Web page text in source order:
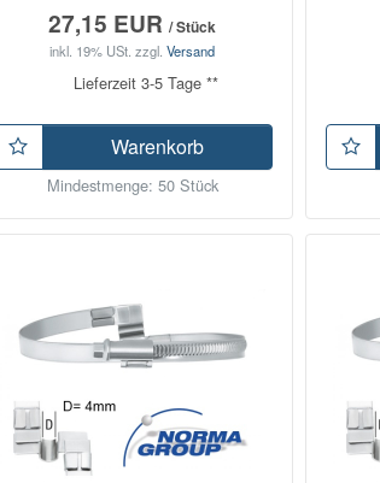
27,15 EUR/ Stück
inkl. 19% USt. zzgl.Versand
Lieferzeit 3-5 Tage **
Warenkorb
Mindestmenge: 50 Stück